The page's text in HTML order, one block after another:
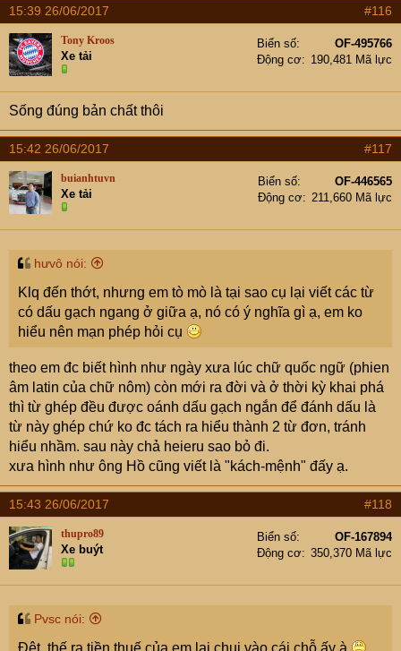
15:39 26/06/2017 #116
Tony Kroos
Xe tải
Biển số
OF-495766
Động cơ
190,481 Mã lực
Sống đúng bản chất thôi
15:42 26/06/2017 #117
buianhtuvn
Xe tải
Biển số
OF-446565
Động cơ
211,660 Mã lực
hưvô nói:
Klq đến thớt, nhưng em tò mò là tại sao cụ lại viết các từ
có dấu gạch ngang ở giữa ạ, nó có ý nghĩa gì ạ, em ko
hiểu nên mạn phép hỏi cụ
theo em đc biết hình như ngày xưa lúc chữ quốc ngữ (phien
âm latin của chữ nôm) còn mới ra đời và ở thời kỳ khai phá
thì từ ghép đều được oánh dấu gạch ngắn để đánh dấu là
từ này ghép chứ ko đc tách ra hiểu thành 2 từ đơn, tránh
hiểu nhầm. sau này chả heieru sao bỏ đi.
xưa hình như ông Hồ cũng viết là "kách-mệnh" đấy ạ.
15:43 26/06/2017 #118
thupro89
Xe buýt
Biển số
OF-167894
Động cơ
350,370 Mã lực
Pvsc nói:
Đệt, thế ra tiền thuế của em lại chui vào cái chỗ ấy à